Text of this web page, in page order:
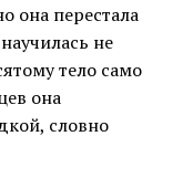
она перестала
не
тело само
она
словно